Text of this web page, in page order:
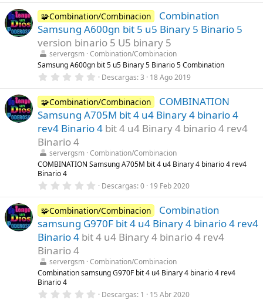
0
0
e
s
t
r
e
l
a
(
s
)
🧩Combination/Combinacion
Combination
Samsung A600gn bit 5 u5 Binary 5 Binario 5
version binario 5 U5 binary 5
servergsm Combination/Combinacion
Samsung A600gn bit 5 u5 Binary 5 Binario 5 Combination
0
0
0
e
s
t
r
l
l
a
s
Descargas 3 18 Ago 2019
🧩Combination/Combinacion
COMBINATION
Samsung A705M bit 4 u4 Binary 4 binario 4
rev4 Binario 4 bit 4 u4 Binary 4 binario 4 rev4
Binario 4
servergsm Combination/Combinacion
COMBINATION Samsung A705M bit 4 u4 Binary 4 binario 4 rev4
Binario 4
0
0
0
e
s
t
r
l
l
a
s
Descargas 0 19 Feb 2020
🧩Combination/Combinacion
Combination
samsung G970F bit 4 u4 Binary 4 binario 4 rev4
Binario 4 bit 4 u4 Binary 4 binario 4 rev4
Binario 4
servergsm Combination/Combinacion
Combination samsung G970F bit 4 u4 Binary 4 binario 4 rev4
Binario 4
0 Descargas 1 15 Abr 2020